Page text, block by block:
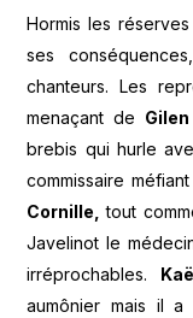
Hormis les
ses
chanteurs. Les
menaçant de
brebis qui hurle
commissaire
Cornille,tout
Javelinot le
irréprochables.
aumônier mais il